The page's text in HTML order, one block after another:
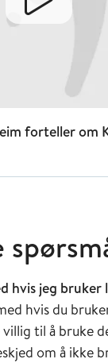
forteller om
hvis jeg bruker
hvis du
til å bruke
om å ikke